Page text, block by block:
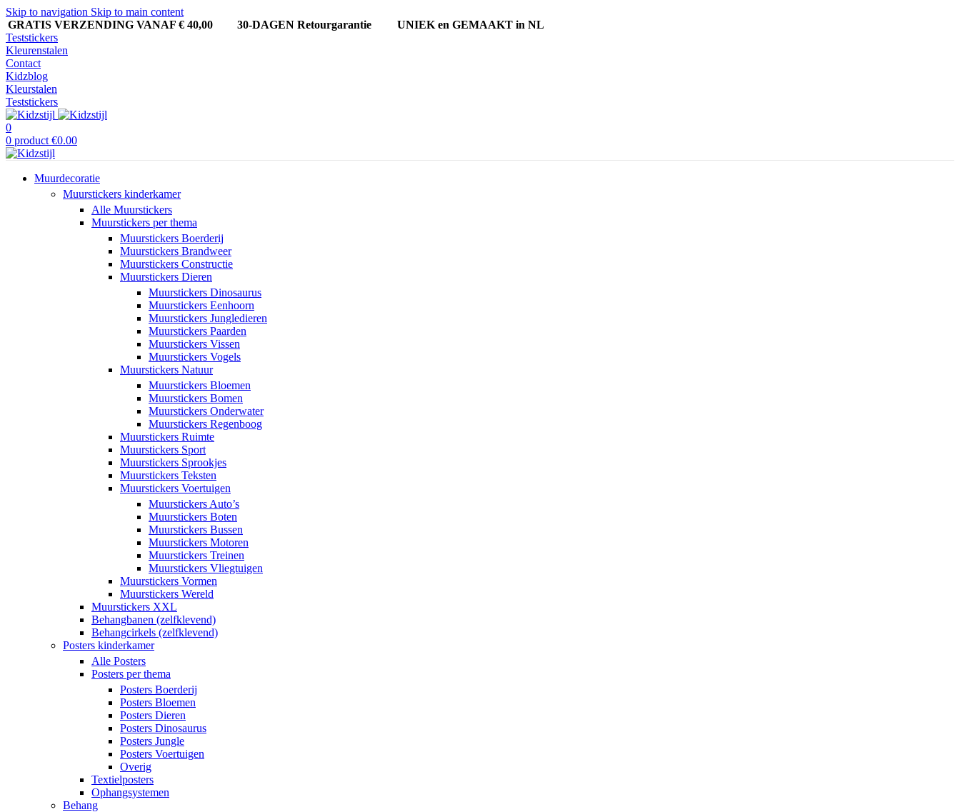
Skip to navigation Skip to main content
GRATIS VERZENDING VANAF € 40,00
30-DAGEN Retourgarantie UNIEK en GEMAAKT in NL
Teststickers
Kleurenstalen
Contact
Kidzblog
Kleurstalen
Teststickers
0
0 product €0.00
Muurdecoratie
Muurstickers kinderkamer
Alle Muurstickers
Muurstickers per thema
Muurstickers Boerderij
Muurstickers Brandweer
Muurstickers Constructie
Muurstickers Dieren
Muurstickers Dinosaurus
Muurstickers Eenhoorn
Muurstickers Jungledieren
Muurstickers Paarden
Muurstickers Vissen
Muurstickers Vogels
Muurstickers Natuur
Muurstickers Bloemen
Muurstickers Bomen
Muurstickers Onderwater
Muurstickers Regenboog
Muurstickers Ruimte
Muurstickers Sport
Muurstickers Sprookjes
Muurstickers Teksten
Muurstickers Voertuigen
Muurstickers Auto’s
Muurstickers Boten
Muurstickers Bussen
Muurstickers Motoren
Muurstickers Treinen
Muurstickers Vliegtuigen
Muurstickers Vormen
Muurstickers Wereld
Muurstickers XXL
Behangbanen (zelfklevend)
Behangcirkels (zelfklevend)
Posters kinderkamer
Alle Posters
Posters per thema
Posters Boerderij
Posters Bloemen
Posters Dieren
Posters Dinosaurus
Posters Jungle
Posters Voertuigen
Overig
Textielposters
Ophangsystemen
Behang